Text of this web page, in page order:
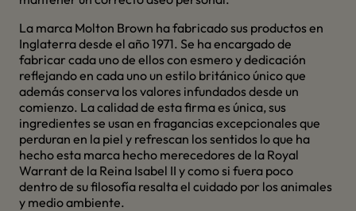
La marca Molton Brown ha fabricado sus productos en
Inglaterra desde el año 1971. Se ha encargado de
fabricar cada uno de ellos con esmero y dedicación
reflejando en cada uno un estilo británico único que
además conserva los valores infundados desde un
comienzo. La calidad de esta firma es única, sus
ingredientes se usan en fragancias excepcionales que
perduran en la piel y refrescan los sentidos lo que ha
hecho esta marca hecho merecedores de la Royal
Warrant de la Reina Isabel II y como si fuera poco
dentro de su filosofía resalta el cuidado por los animales
y medio ambiente.